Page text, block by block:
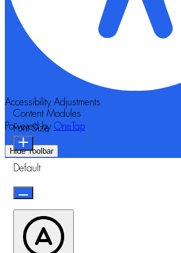
Accessibility Adjustments
Powered by OneTap
Hide Toolbar
Content Modules
Font Size
Default